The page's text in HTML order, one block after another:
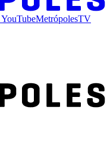
YouTubeMetrópolesTV